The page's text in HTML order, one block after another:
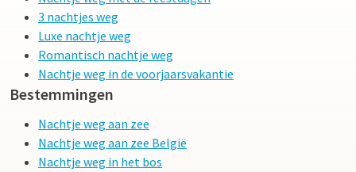
3 nachtjes weg
Luxe nachtje weg
Romantisch nachtje weg
Nachtje weg in de voorjaarsvakantie
Bestemmingen
Nachtje weg aan zee
Nachtje weg aan zee België
Nachtje weg in het bos